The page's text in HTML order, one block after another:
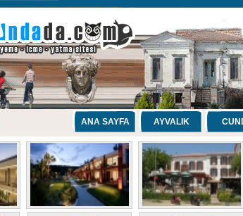
ANA SAYFA AYVALIK